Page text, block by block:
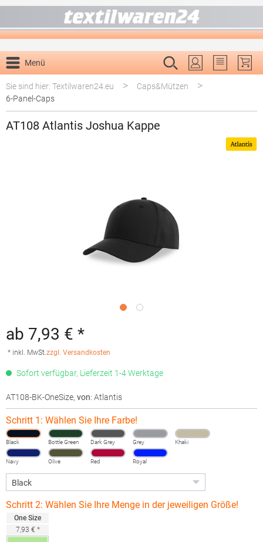
Menü
Du hast 0
Sie sind hier: Textilwaren24.eu
> Caps&Mützen >
6-Panel-Caps
AT108 Atlantis Joshua Kappe
ab 7,93 € *
* inkl. MwSt.zzgl. Versandkosten
Sofort verfügbar, Lieferzeit 1-4 Werktage
AT108-BK-OneSize, von: Atlantis
Schritt 1: Wählen Sie Ihre Farbe!
Black Bottle Green Dark Grey Grey Khaki
Navy Olive Red Royal
Schritt 2: Wählen Sie Ihre Menge in der jeweiligen Größe!
One Size
7,93 € *